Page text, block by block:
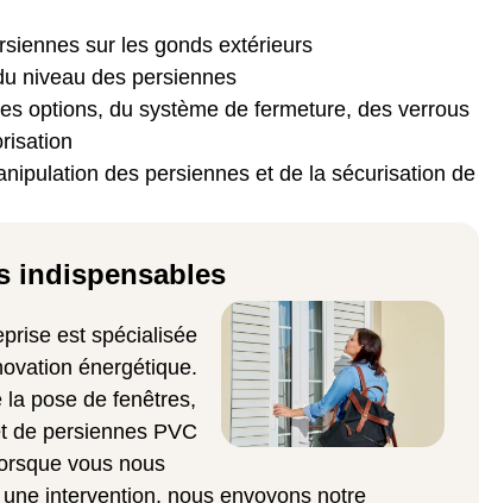
sur les gonds extérieurs
niveau des persiennes
options, du système de fermeture, des verrous
des persiennes et de la sécurisation de
indispensables
est spécialisée
énergétique.
la pose de fenêtres,
de persiennes PVC
vous nous
intervention, nous envoyons notre